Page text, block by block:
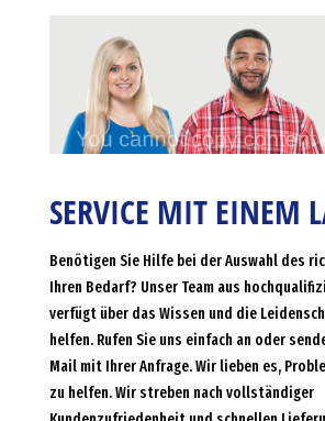
SERVICE MIT EINEM
Benötigen Sie Hilfe bei der Auswahl des
Ihren Bedarf? Unser Team aus
verfügt über das Wissen und die
helfen. Rufen Sie uns einfach an oder
Mail mit Ihrer Anfrage. Wir lieben es,
zu helfen. Wir streben nach vollständiger